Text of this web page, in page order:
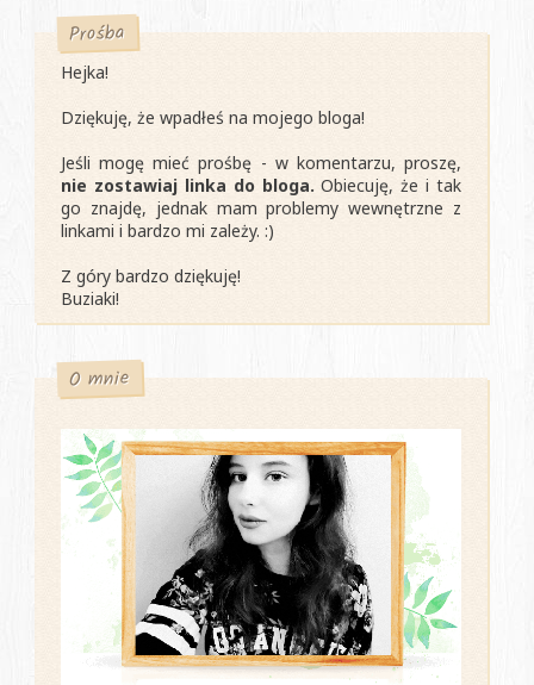
Prośba
Hejka!
Dziękuję, że wpadłeś na mojego bloga!
Jeśli mogę mieć prośbę - w komentarzu, proszę,
nie zostawiaj linka do bloga. Obiecuję, że i tak
go znajdę, jednak mam problemy wewnętrzne z
linkami i bardzo mi zależy. :)
Z góry bardzo dziękuję!
Buziaki!
O mnie